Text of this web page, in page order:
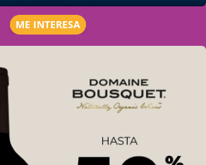
ME INTERESA